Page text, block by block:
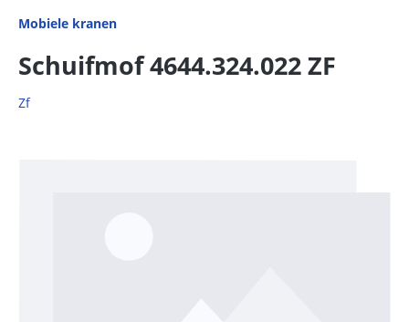
Mobiele kranen
Schuifmof 4644.324.022 ZF
Zf